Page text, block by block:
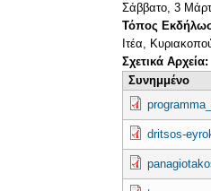
Σάββατο, 3
Τόπος
Ιτέα,
Σχετικά Αρχεία:
Συνημμένο
dritsos-